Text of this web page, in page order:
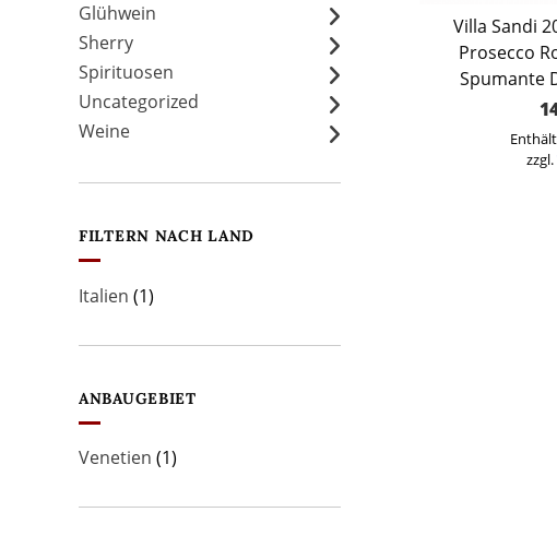
Villa Sandi
Prosecco
Spumante
zzgl.
Glühwein
Sherry
Spirituosen
Uncategorized
Weine
FILTERN NACH LAND
Italien (1)
ANBAUGEBIET
Venetien (1)